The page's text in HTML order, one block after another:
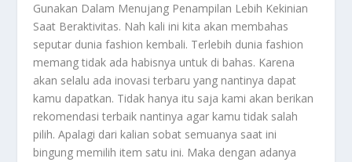
Gunakan Dalam Menujang Penampilan Lebih Kekinian
Saat Beraktivitas. Nah kali ini kita akan membahas
seputar dunia fashion kembali. Terlebih dunia fashion
memang tidak ada habisnya untuk di bahas. Karena
akan selalu ada inovasi terbaru yang nantinya dapat
kamu dapatkan. Tidak hanya itu saja kami akan berikan
rekomendasi terbaik nantinya agar kamu tidak salah
pilih. Apalagi dari kalian sobat semuanya saat ini
bingung memilih item satu ini. Maka dengan adanya